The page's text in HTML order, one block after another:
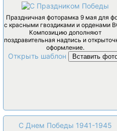
Праздничная фоторамка 9 мая для
с красными гвоздиками и орденами
Композицию дополняют
поздравительная надпись и
оформление.
Открыть шаблон Вставить
С Днем Победы 1941-1945